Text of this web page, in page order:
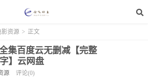
影资源 > 正文
集百度云无删减【完整
】云网盘
源 评论(0)